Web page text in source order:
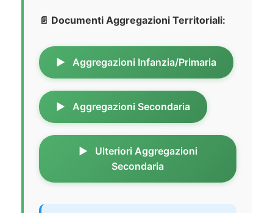
📄 Documenti Aggregazioni Territoriali:
Aggregazioni Infanzia/Primaria
Aggregazioni Secondaria
Ulteriori Aggregazioni
Secondaria